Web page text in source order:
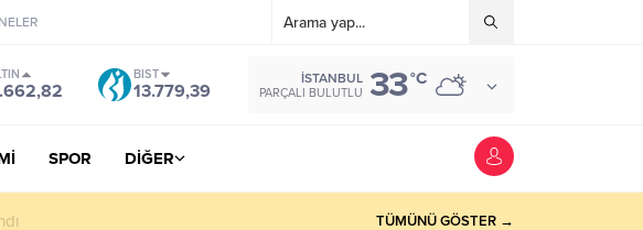
BIST
13.779,39
İSTANBUL
PARÇALI BULUTLU 33°C
SPOR DİĞER
gözaltı TÜMÜNÜ GÖSTER →